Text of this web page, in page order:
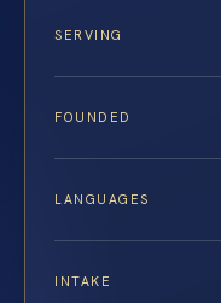
SERVING
FOUNDED
LANGUAGES
INTAKE